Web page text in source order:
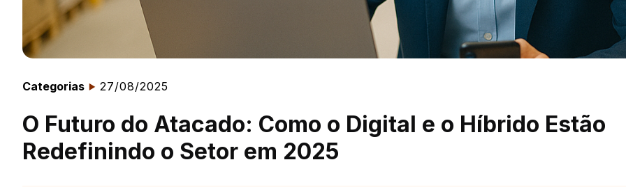
Categorias 27/08/2025
O Futuro do Atacado: Como o Digital e o Híbrido Estão
Redefinindo o Setor em 2025